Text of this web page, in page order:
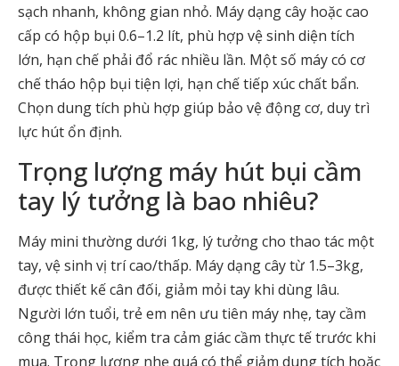
sạch nhanh, không gian nhỏ. Máy dạng cây hoặc cao
cấp có hộp bụi 0.6–1.2 lít, phù hợp vệ sinh diện tích
lớn, hạn chế phải đổ rác nhiều lần. Một số máy có cơ
chế tháo hộp bụi tiện lợi, hạn chế tiếp xúc chất bẩn.
Chọn dung tích phù hợp giúp bảo vệ động cơ, duy trì
lực hút ổn định.
Trọng lượng máy hút bụi cầm
tay lý tưởng là bao nhiêu?
Máy mini thường dưới 1kg, lý tưởng cho thao tác một
tay, vệ sinh vị trí cao/thấp. Máy dạng cây từ 1.5–3kg,
được thiết kế cân đối, giảm mỏi tay khi dùng lâu.
Người lớn tuổi, trẻ em nên ưu tiên máy nhẹ, tay cầm
công thái học, kiểm tra cảm giác cầm thực tế trước khi
mua. Trọng lượng nhẹ quá có thể giảm dung tích hoặc